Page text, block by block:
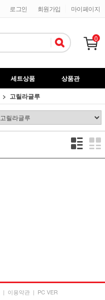
마이페이지
회원가입
로그인
0
세트상품
상품관
고릴라글루
| 이용약관 | PC VER